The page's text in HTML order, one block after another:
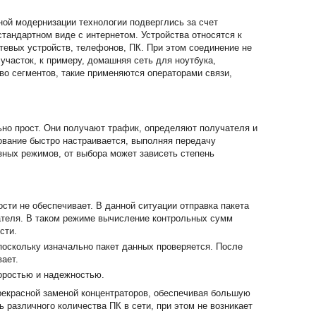
модернизации технологии подверглись за счет
виде с интернетом. Устройства относятся к
устройств, телефонов, ПК. При этом соединение не
к примеру, домашняя сеть для ноутбука,
сегментов, такие применяются операторами связи,
прост. Они получают трафик, определяют получателя и
быстро настраивается, выполняя передачу
режимов, от выбора может зависеть степень
не обеспечивает. В данной ситуации отправка пакета
В таком режиме вычисление контрольных сумм
изначально пакет данных проверяется. После
и надежностью.
заменой концентраторов, обеспечивая большую
количества ПК в сети, при этом не возникает